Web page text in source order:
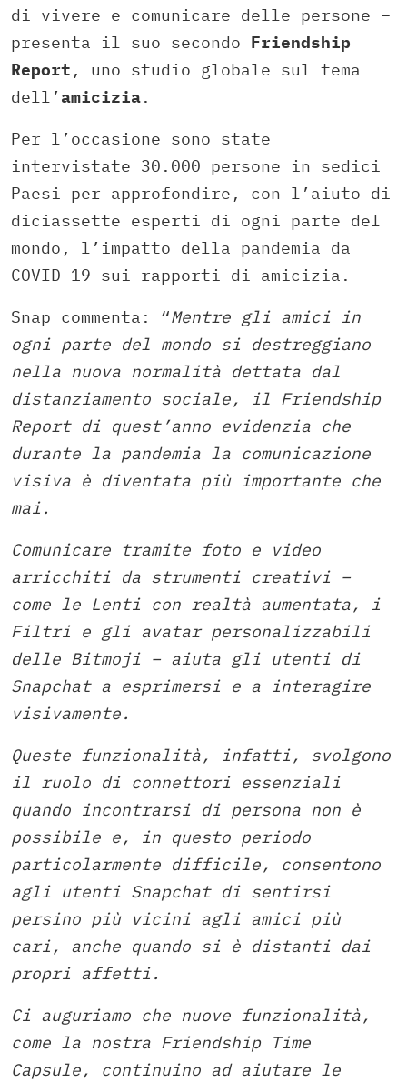
di vivere e comunicare delle persone –
presenta il suo secondo Friendship
Report , uno studio globale sul tema
dell’ amicizia.
Per l’occasione sono state
intervistate 30.000 persone in sedici
Paesi per approfondire, con l’aiuto di
diciassette esperti di ogni parte del
mondo, l’impatto della pandemia da
COVID-19 sui rapporti di amicizia.
Snap commenta: “Mentre gli amici in
ogni parte del mondo si destreggiano
nella nuova normalità dettata dal
distanziamento sociale, il Friendship
Report di quest’anno evidenzia che
durante la pandemia la comunicazione
visiva è diventata più importante che
mai.
Comunicare tramite foto e video
arricchiti da strumenti creativi –
come le Lenti con realtà aumentata, i
Filtri e gli avatar personalizzabili
delle Bitmoji – aiuta gli utenti di
Snapchat a esprimersi e a interagire
visivamente.
Queste funzionalità, infatti, svolgono
il ruolo di connettori essenziali
quando incontrarsi di persona non è
possibile e, in questo periodo
particolarmente difficile, consentono
agli utenti Snapchat di sentirsi
persino più vicini agli amici più
cari, anche quando si è distanti dai
propri affetti.
Ci auguriamo che nuove funzionalità,
come la nostra Friendship Time
Capsule, continuino ad aiutare le